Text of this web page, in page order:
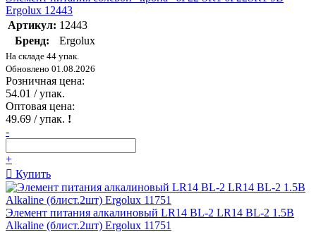
Ergolux 12443
Артикул: 12443
Бренд:
Ergolux
На складе 44 упак.
Обновлено 01.08.2026
Розничная цена:
54.01 / упак.
Оптовая цена:
49.69 / упак. !
-
+
Купить
Элемент питания алкалиновый LR14 BL-2 LR14 BL-2 1.5В
Alkaline (блист.2шт) Ergolux 11751